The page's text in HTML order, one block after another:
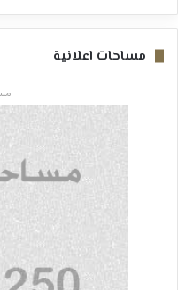
مساحات اعلانية